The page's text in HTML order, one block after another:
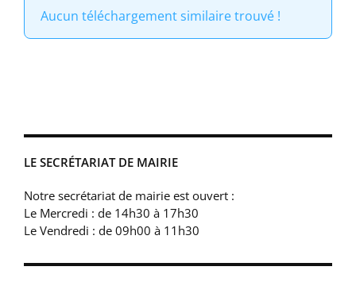
LE SECRÉTARIAT DE MAIRIE
Notre secrétariat de mairie est ouvert :
Le Mercredi : de 14h30 à 17h30
Le Vendredi : de 09h00 à 11h30
Aucun téléchargement similaire trouvé !